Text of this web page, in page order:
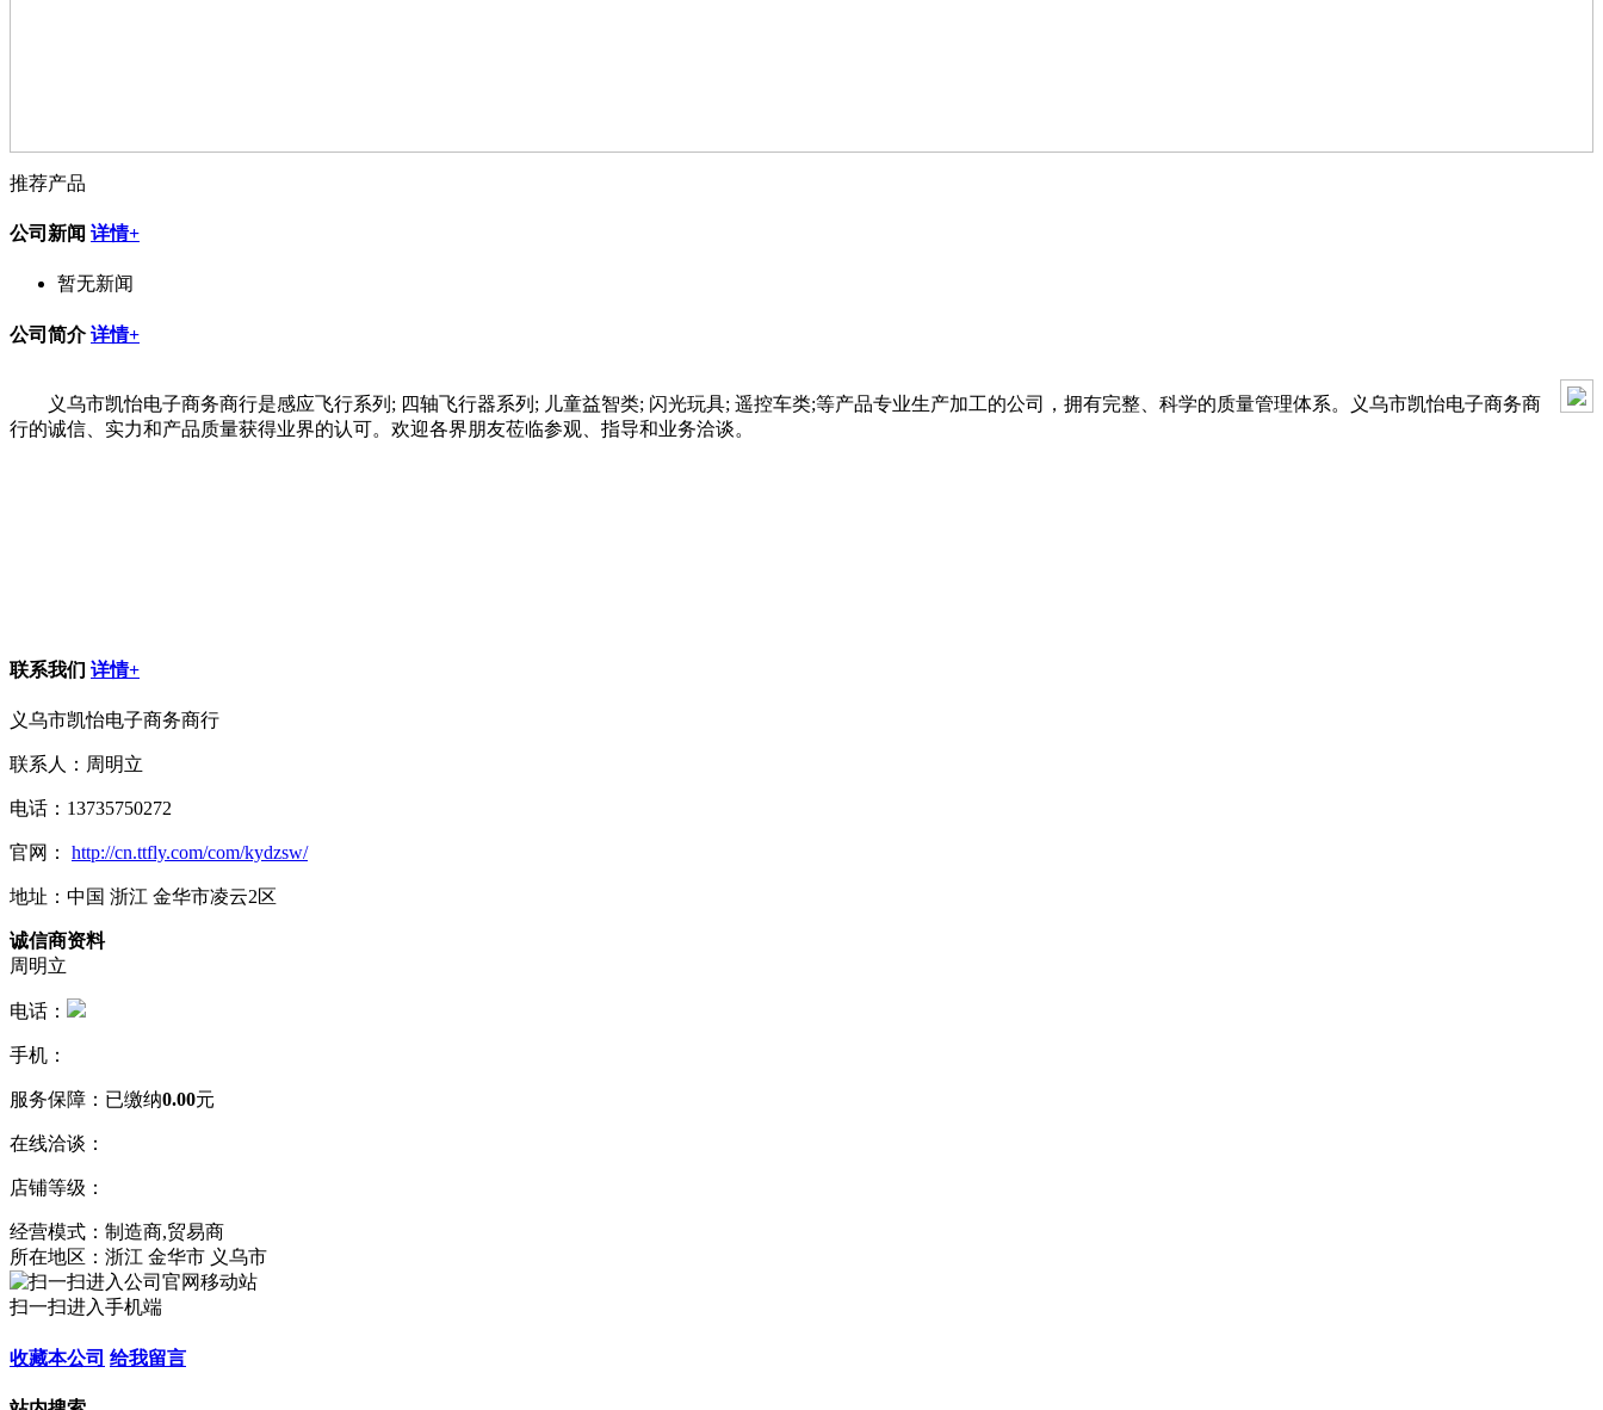
推荐产品
公司新闻 详情+
暂无新闻
公司简介详情+
义乌市凯怡电子商务商行是感应飞行系列; 四轴飞行器系列; 儿童益智类; 闪光玩具; 遥控车类;等产品专业生产加工的公司，拥有完整、科学的质量管理体系。义乌市凯怡电子商务商
行的诚信、实力和产品质量获得业界的认可。欢迎各界朋友莅临参观、指导和业务洽谈。
联系我们 详情+
义乌市凯怡电子商务商行
联系人：周明立
电话：13735750272
官网： http://cn.ttfly.com/com/kydzsw/
地址：中国 浙江 金华市凌云2区
诚信商资料
周明立
电话：
手机：
服务保障： 已缴纳0.00元
在线洽谈：
店铺等级：
经营模式：制造商,贸易商
所在地区：浙江 金华市 义乌市
扫一扫进入手机端
收藏本公司 给我留言